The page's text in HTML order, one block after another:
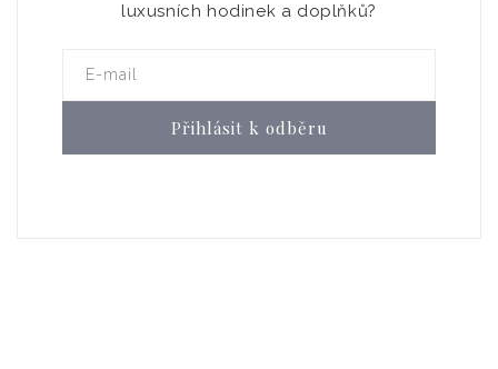
luxusních hodinek a doplňků?
E-mail
Přihlásit k odběru